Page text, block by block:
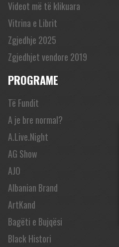
Videot më të klikuara
Vitrina e Librit
Zgjedhje 2025
Zgjedhjet vendore 2019
PROGRAME
Të Fundit
A je bre normal?
A.Live.Night
AG Show
AJO
Albanian Brand
ArtKand
Bagëti e Bujqësi
Black Histori